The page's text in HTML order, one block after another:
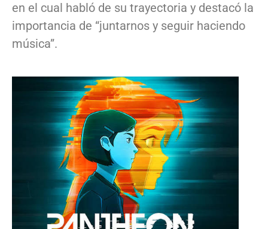
en el cual habló de su trayectoria y destacó la
importancia de “juntarnos y seguir haciendo
música”.